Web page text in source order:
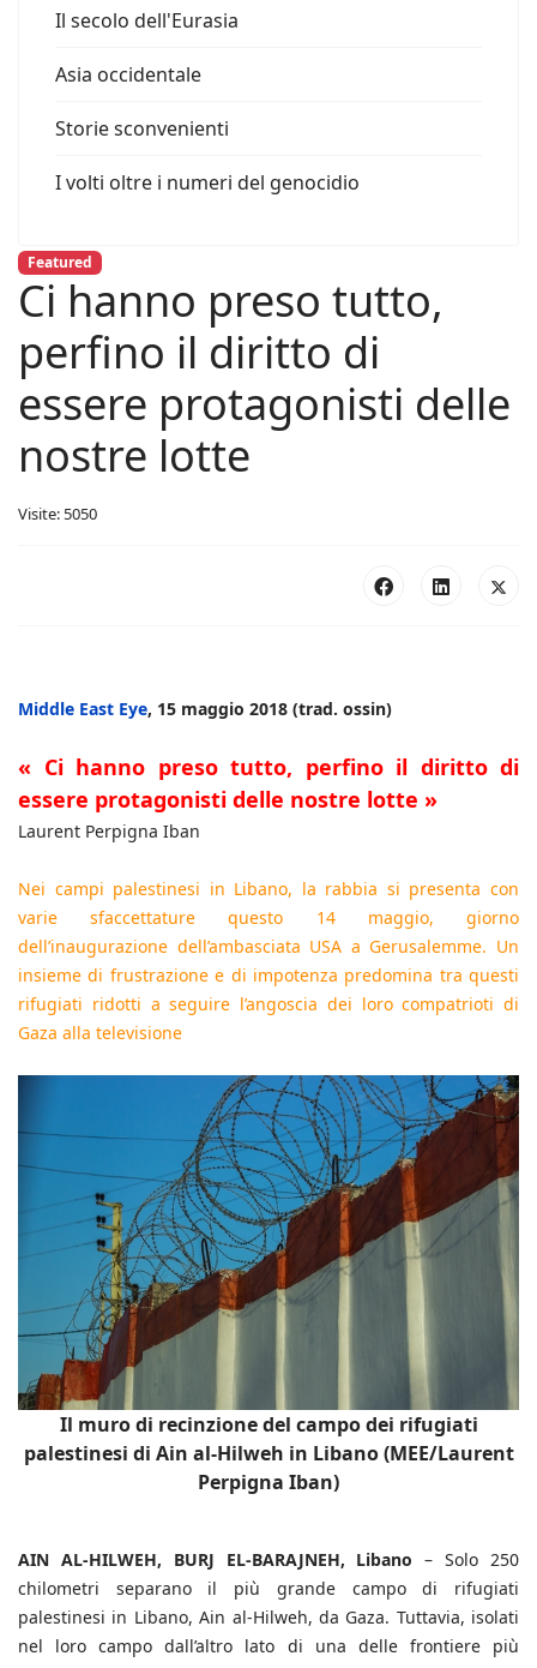
Il secolo dell'Eurasia
Asia occidentale
Storie sconvenienti
I volti oltre i numeri del genocidio
Featured
Ci hanno preso tutto,
perfino il diritto di
essere protagonisti delle
nostre lotte
Visite: 5050
Middle East Eye, 15 maggio 2018 (trad. ossin)
« Ci hanno preso tutto, perfino il diritto di
essere protagonisti delle nostre lotte »
Laurent Perpigna Iban
Nei campi palestinesi in Libano, la rabbia si presenta con
varie sfaccettature questo 14 maggio, giorno
dell’inaugurazione dell’ambasciata USA a Gerusalemme. Un
insieme di frustrazione e di impotenza predomina tra questi
rifugiati ridotti a seguire l’angoscia dei loro compatrioti di
Gaza alla televisione
Il muro di recinzione del campo dei rifugiati
palestinesi di Ain al-Hilweh in Libano (MEE/Laurent
Perpigna Iban)
AIN AL-HILWEH, BURJ EL-BARAJNEH, Libano – Solo 250
chilometri separano il più grande campo di rifugiati
palestinesi in Libano, Ain al-Hilweh, da Gaza. Tuttavia, isolati
nel loro campo dall’altro lato di una delle frontiere più